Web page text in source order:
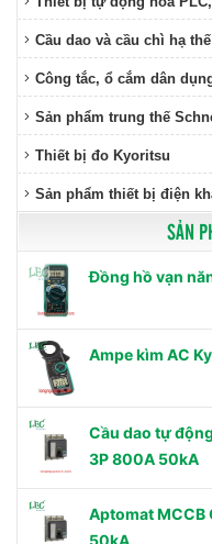
Cầu dao và cầu chì hạ
Công tắc, ổ cắm dân
Sản phẩm trung thế
Thiết bị đo Kyoritsu
Sản phẩm thiết bị điện
SẢN
Đồng hồ vạn
Ampe kìm AC
Cầu dao tự
3P 800A 50kA
Aptomat MCCB
50kA